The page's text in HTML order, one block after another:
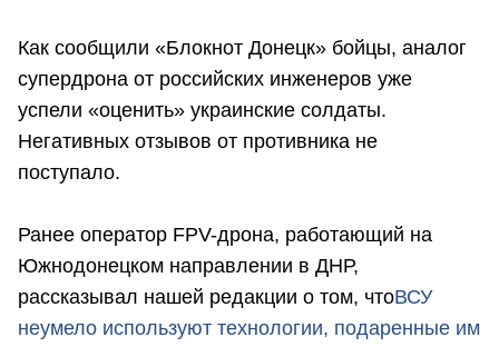
Как сообщили «Блокнот Донецк» бойцы, аналог
супердрона от российских инженеров уже
успели «оценить» украинские солдаты.
Негативных отзывов от противника не
поступало.
Ранее оператор FPV-дрона, работающий на
Южнодонецком направлении в ДНР,
рассказывал нашей редакции о том, чтоВСУ
неумело используют технологии, подаренные им